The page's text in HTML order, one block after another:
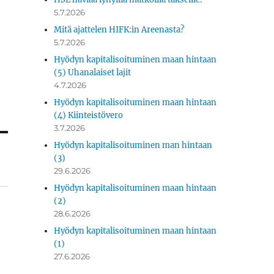
5.7.2026
Mitä ajattelen HIFK:in Areenasta?
5.7.2026
Hyödyn kapitalisoituminen maan hintaan
(5) Uhanalaiset lajit
4.7.2026
Hyödyn kapitalisoituminen maan hintaan
(4) Kiinteistövero
3.7.2026
Hyödyn kapitalisoituminen man hintaan
(3)
29.6.2026
Hyödyn kapitalisoituminen maan hintaan
(2)
28.6.2026
Hyödyn kapitalisoituminen maan hintaan
(1)
27.6.2026